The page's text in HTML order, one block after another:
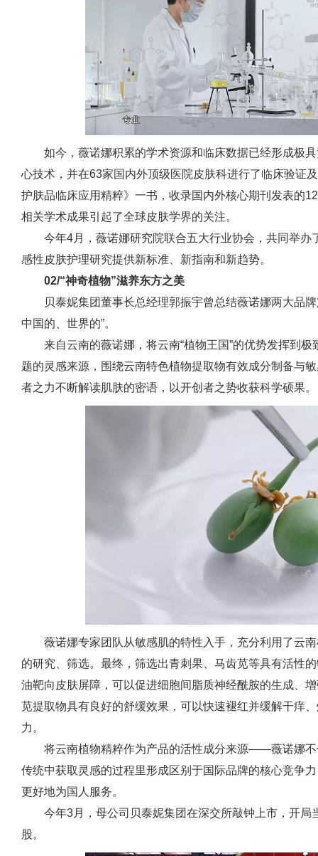
如今，薇诺娜积累的学术资源和临床数据已经形成极
心技术，并在63家国内外顶级医院皮肤科进行了临床验证
护肤品临床应用精粹》一书，收录国内外核心期刊发表的
相关学术成果引起了全球皮肤学界的关注。
今年4月，薇诺娜研究院联合五大行业协会，共同举
感性皮肤护理研究提供新标准、新指南和新趋势。
02/“神奇植物”滋养东方之美
贝泰妮集团董事长总经理郭振宇曾总结薇诺娜两大品
中国的、世界的”。
来自云南的薇诺娜，将云南“植物王国”的优势发挥到
题的灵感来源，围绕云南特色植物提取物有效成分制备与
者之力不断解读肌肤的密语，以开创者之势收获科学硕果。
薇诺娜专家团队从敏感肌的特性入手，充分利用了云
的研究、筛选。最终，筛选出青刺果、马齿苋等具有活性
油靶向皮肤屏障，可以促进细胞间脂质神经酰胺的生成、
苋提取物具有良好的舒缓效果，可以快速褪红并缓解干痒
力。
将云南植物精粹作为产品的活性成分来源——薇诺娜
传统中获取灵感的过程里形成区别于国际品牌的核心竞争
更好地为国人服务。
今年3月，母公司贝泰妮集团在深交所敲钟上市，开局
股。